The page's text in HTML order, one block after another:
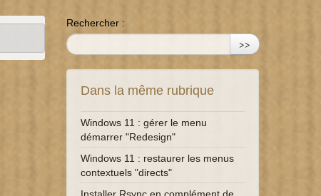
Rechercher :
>>
Dans la même rubrique
Windows 11 : gérer le menu
démarrer "Redesign"
Windows 11 : restaurer les menus
contextuels "directs"